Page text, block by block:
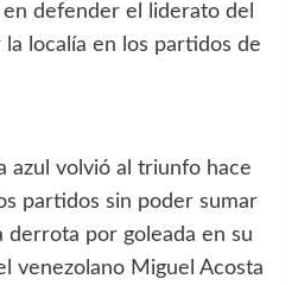
defender el liderato del
localía en los partidos de
azul volvió al triunfo hace
partidos sin poder sumar
derrota por goleada en su
venezolano Miguel Acosta